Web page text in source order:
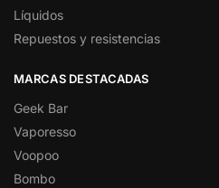
Líquidos
Repuestos y resistencias
MARCAS DESTACADAS
Geek Bar
Vaporesso
Voopoo
Bombo